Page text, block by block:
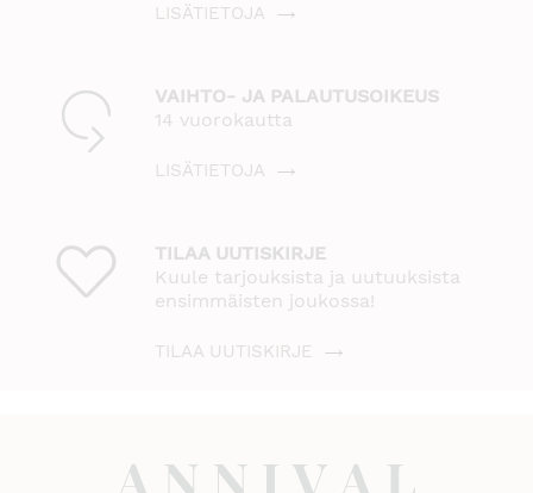
LISÄTIETOJA
VAIHTO- JA PALAUTUSOIKEUS
14 vuorokautta
LISÄTIETOJA
TILAA UUTISKIRJE
Kuule tarjouksista ja uutuuksista
ensimmäisten joukossa!
TILAA UUTISKIRJE